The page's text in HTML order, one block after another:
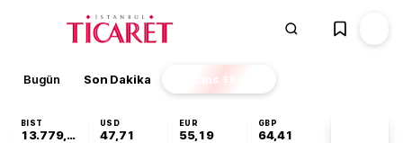
Bugün Son Dakika Finans EKSTRA
BIST
13.779,39
USD
47,71
EUR
55,19
GBP
64,41